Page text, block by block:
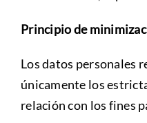
Principio de
Los datos personales
únicamente los
relación con los fines